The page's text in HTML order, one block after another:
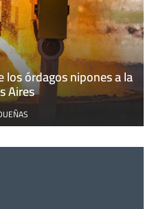
los órdagos nipones a la
Aires